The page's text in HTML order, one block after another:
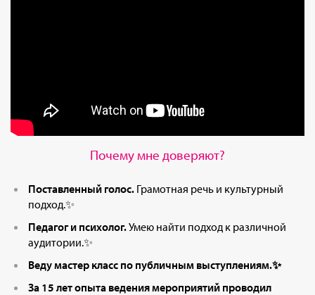
Почему мне доверяют?
Поставленный голос. Грамотная речь и культурный
подход.✨
Педагог и психолог.Умею найти подход к различной
аудитории.✨
Веду мастер класс по публичным выступлениям.✨
За 15 лет опыта ведения мероприятий проводил